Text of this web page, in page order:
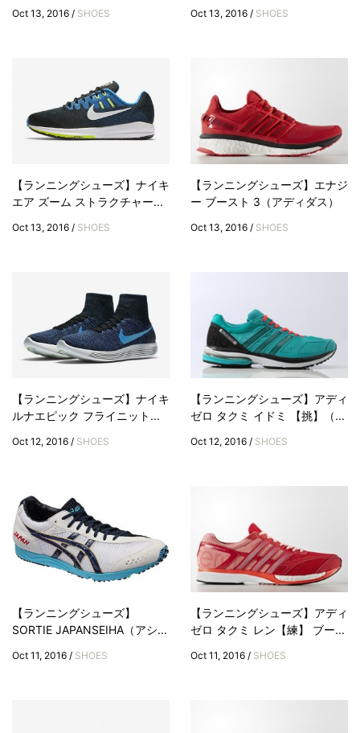
Oct 13, 2016 / SHOES Oct 13, 2016 / SHOES
【ランニングシューズ】ナイキ
エア ズーム ストラクチャー...
Oct 13, 2016 / SHOES
【ランニングシューズ】エナジ
ー ブースト 3（アディダス）
Oct 13, 2016 / SHOES
【ランニングシューズ】ナイキ
ルナエピック フライニット...
Oct 12, 2016 / SHOES
【ランニングシューズ】アディ
ゼロ タクミ イドミ 【挑】（...
Oct 12, 2016 / SHOES
【ランニングシューズ】
SORTIE JAPANSEIHA（アシ...
Oct 11, 2016 / SHOES
【ランニングシューズ】アディ
ゼロ タクミ レン【練】 ブー...
Oct 11, 2016 / SHOES